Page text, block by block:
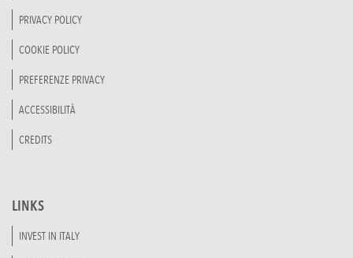
PRIVACY POLICY
COOKIE POLICY
PREFERENZE PRIVACY
ACCESSIBILITÀ
CREDITS
LINKS
INVEST IN ITALY